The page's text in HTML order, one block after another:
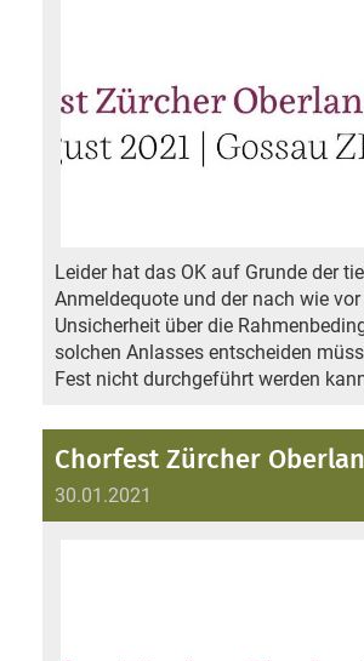
Leider hat das OK auf Grunde der
Anmeldequote und der nach wie
Unsicherheit über die
solchen Anlasses entscheiden
Fest nicht durchgeführt werden
30.01.2021